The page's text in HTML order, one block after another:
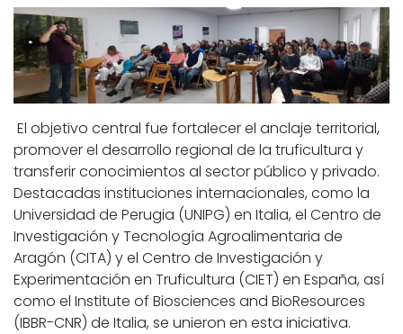
El objetivo central fue fortalecer el anclaje territorial,
promover el desarrollo regional de la truficultura y
transferir conocimientos al sector público y privado.
Destacadas instituciones internacionales, como la
Universidad de Perugia (UNIPG) en Italia, el Centro de
Investigación y Tecnología Agroalimentaria de
Aragón (CITA) y el Centro de Investigación y
Experimentación en Truficultura (CIET) en España, así
como el Institute of Biosciences and BioResources
(IBBR-CNR) de Italia, se unieron en esta iniciativa.